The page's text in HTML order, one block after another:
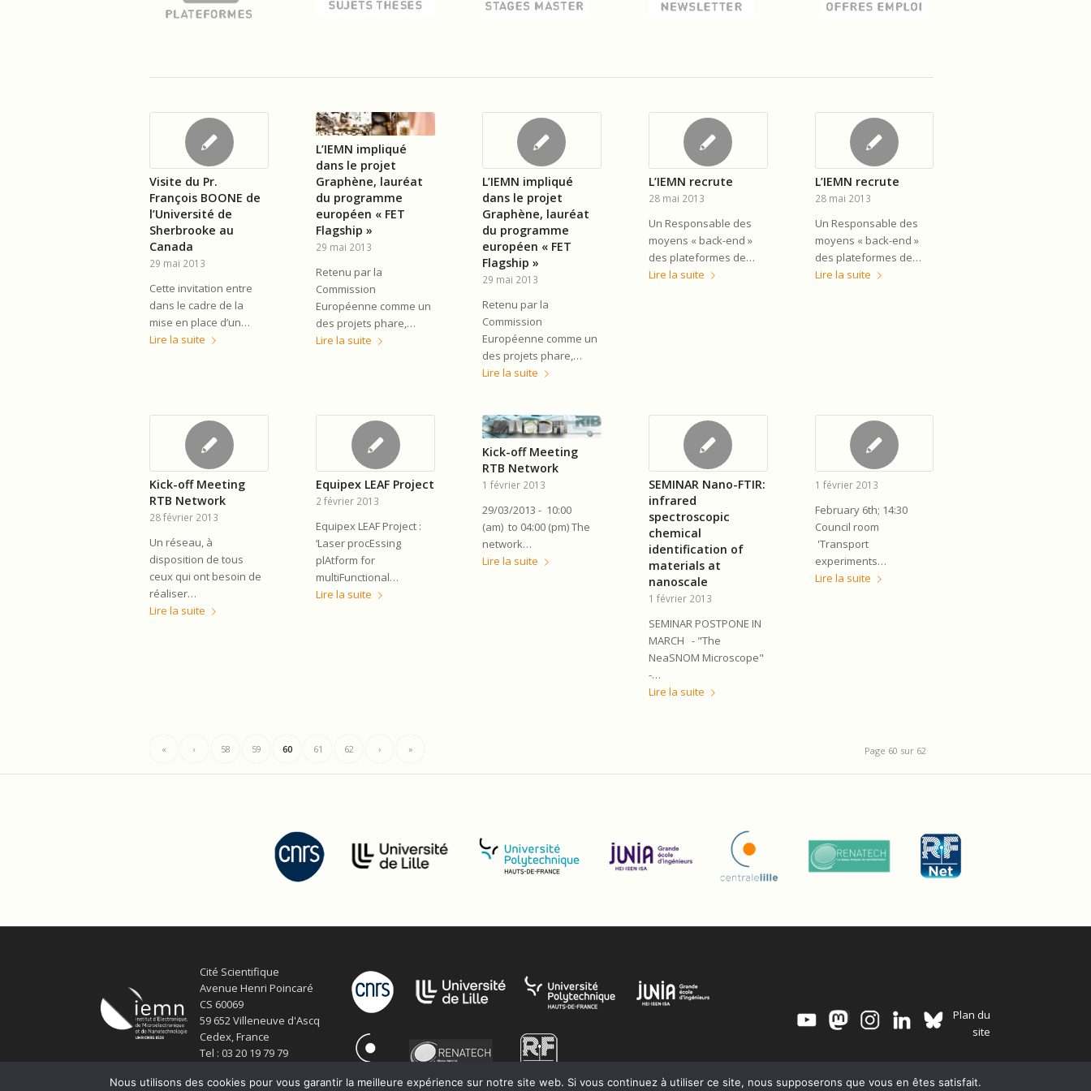
Visite du Pr.
François BOONE de
l’Université de
Sherbrooke au
Canada
29 mai 2013
Cette invitation entre
dans le cadre de la
mise en place d’un…
Lire la suite
L’IEMN impliqué
dans le projet
Graphène, lauréat
du programme
européen « FET
Flagship »
29 mai 2013
Retenu par la
Commission
Européenne comme un
des projets phare,…
Lire la suite
L’IEMN impliqué
dans le projet
Graphène, lauréat
du programme
européen « FET
Flagship »
29 mai 2013
Retenu par la
Commission
Européenne comme un
des projets phare,…
Lire la suite
L’IEMN recrute
28 mai 2013
Un Responsable des
moyens « back-end »
des plateformes de…
Lire la suite
L’IEMN recrute
28 mai 2013
Un Responsable des
moyens « back-end »
des plateformes de…
Lire la suite
Kick-off Meeting
RTB Network
28 février 2013
Un réseau, à
disposition de tous
ceux qui ont besoin de
réaliser…
Lire la suite
Equipex LEAF Project
2 février 2013
Equipex LEAF Project :
‘Laser procEssing
plAtform for
multiFunctional…
Lire la suite
Kick-off Meeting
RTB Network
1 février 2013
29/03/2013 - 10:00
(am) to 04:00 (pm) The
network…
Lire la suite
SEMINAR Nano-FTIR:
infrared
spectroscopic
chemical
identification of
materials at
nanoscale
1 février 2013
SEMINAR POSTPONE IN
MARCH - "The
NeaSNOM Microscope"
-…
Lire la suite
1 février 2013
February 6th; 14:30
Council room
'Transport
experiments…
Lire la suite
Page 60 sur 62
« ‹ 58 59 60 61 62 › »
Cité Scientifique
Avenue Henri Poincaré
CS 60069
59 652 Villeneuve d'Ascq
Cedex, France
Tel : 03 20 19 79 79
Plan du
site
Nous utilisons des cookies pour vous garantir la meilleure expérience sur notre site web. Si vous continuez à utiliser ce site, nous supposerons que vous en êtes satisfait.